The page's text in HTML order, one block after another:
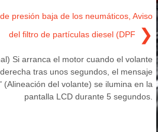
presión baja de los neumáticos, Aviso
del filtro de partículas diesel (DPF
❯
Si arranca el motor cuando el volante
tras unos segundos, el mensaje
(Alineación del volante) se ilumina en la
pantalla LCD durante 5 segundos.